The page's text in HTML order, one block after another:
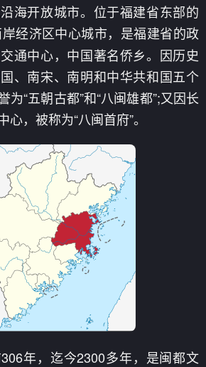
海开放城市。位于福建省东部的
经济区中心城市，是福建省的政
通中心，中国著名侨乡。因历史
、南宋、南明和中华共和国五个
为“五朝古都”和“八闽雄都”;又因长
，被称为“八闽首府”。
年，迄今2300多年，是闽都文